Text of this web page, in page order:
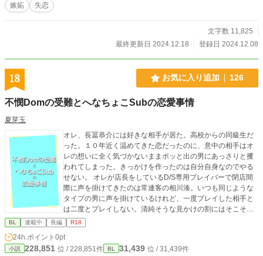
嫉妬
失恋
文字数 11,825
最終更新日 2024.12.18
登録日 2024.12.08
18 お気に入り追加 126
不憫Domの受難とへなちょこSubの恋愛事情
夏芽玉
オレ、長冨恭介には好きな相手が居た。高校からの同級生だ
った。１０年近く温めてきた恋だったのに、意中の相手はオ
レの想いに全く気づかないままポッと出の男にあっさりと攫
われてしまった。きっかけを作ったのは自分自身なのでやる
せない。 オレが店長をしているD/S専用プレイバーで閉店間
際に声を掛けてきたのは常連客の相川湊。いつも同じような
タイプの男に声を掛けているけれど、一度プレイした相手と
は二度とプレイしない。清純そうな見かけの割にはそこそこ
遊んでいるようだ。普段なら客の誘いには乗らないのだけ
ど、今日だけは軽く遊んでもいいかという気持ちで誘いに乗
ってみたけれど、本当に相川が好きだったのは… 『いつか、
愛に跪くまで』のサブキャラのサイドストーリーです。前作
BL 連載中 長編 R18
24h.ポイント 0pt
小説 228,851 位 / 228,851件 BL 31,439 位 / 31,439件